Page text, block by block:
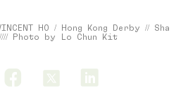
HO / Hong Kong Derby // Sha
Photo by Lo Chun Kit